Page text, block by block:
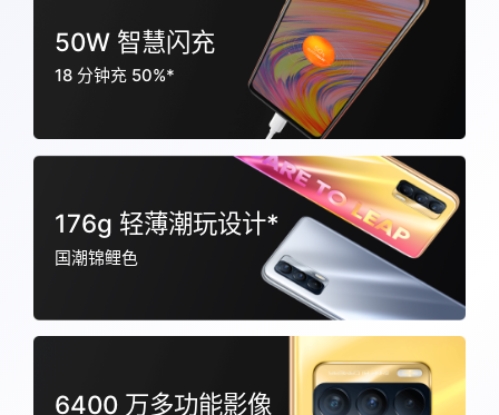
50W 智慧闪充
18 分钟充 50%*
6400 万多功能影像
176g 轻薄潮玩设计*
国潮锦鲤色